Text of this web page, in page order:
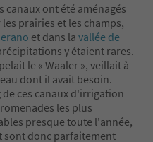
canaux ont été aménagés
prairies et les champs,
et dans la vallée de
y étaient rares.
le « Waaler », veillait à
dont il avait besoin.
ces canaux d'irrigation
les plus
presque toute l'année,
sont donc parfaitement